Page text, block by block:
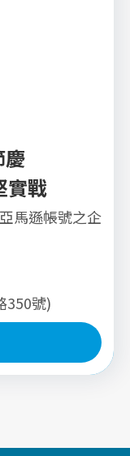
慶
實戰
馬遜帳號之企
350號)